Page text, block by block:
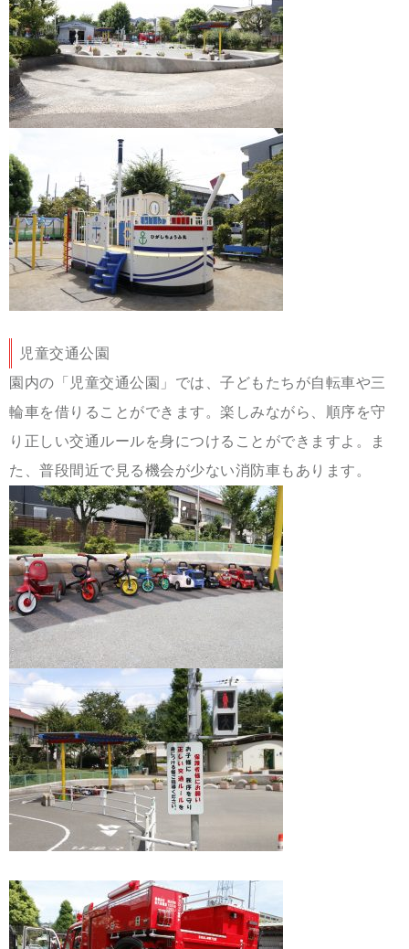
児童交通公園
園内の「児童交通公園」では、子どもたちが自転車や三
輪車を借りることができます。楽しみながら、順序を守
り正しい交通ルールを身につけることができますよ。ま
た、普段間近で見る機会が少ない消防車もあります。